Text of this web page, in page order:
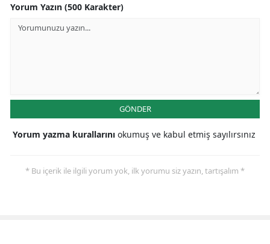
Yorum Yazın (500 Karakter)
GÖNDER
Yorum yazma kurallarını okumuş ve kabul etmiş sayılırsınız
* Bu içerik ile ilgili yorum yok, ilk yorumu siz yazın, tartışalım *